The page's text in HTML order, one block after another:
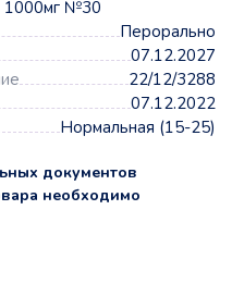
1000мг №30
Перорально
07.12.2027
22/12/3288
07.12.2022
Нормальная (15-25)
документов
необходимо